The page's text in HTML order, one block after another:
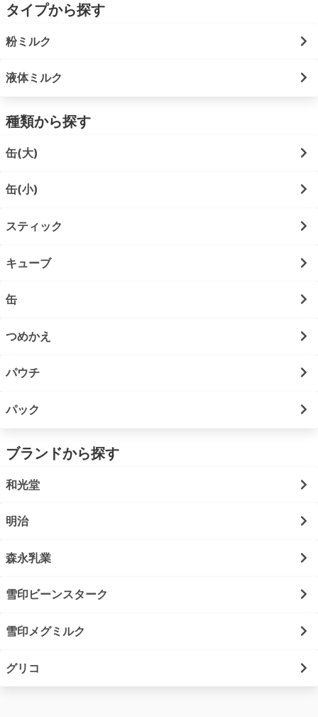
タイプから探す
粉ミルク
液体ミルク
種類から探す
缶(大)
缶(小)
スティック
キューブ
缶
つめかえ
パウチ
パック
ブランドから探す
和光堂
明治
森永乳業
雪印ビーンスターク
雪印メグミルク
グリコ